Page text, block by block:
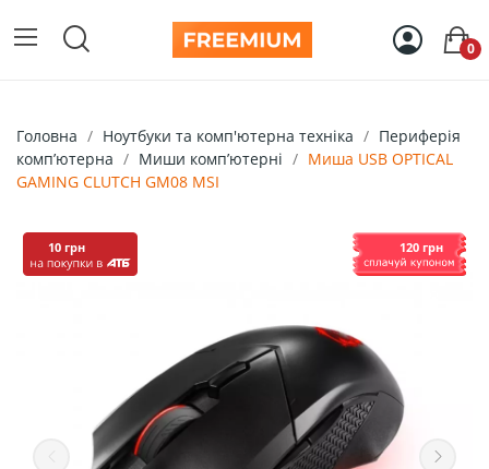
0
Головна Ноутбуки та комп'ютерна техніка
Периферія
компʼютерна
Миши компʼютерні
Mиша USB OPTICAL
GAMING CLUTCH GM08 MSI
10 грн 120 грн